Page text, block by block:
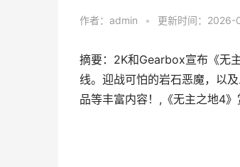
作者： admin • 更新时间：2026-
摘要：2K和Gearbox宣布《无
线。迎战可怕的岩石恶魔，以
品等丰富内容！,《无主之地4